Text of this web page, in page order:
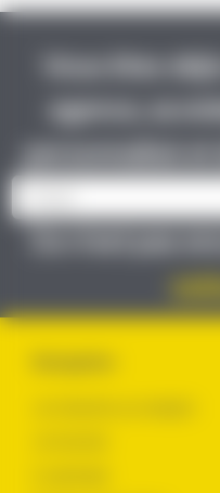
Vous êtes
agence,
personnalisé et
Ce n’est pas